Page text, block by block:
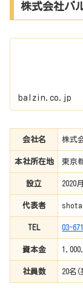
株式会社バ
balzin.co.jp
会社名 株式
本社所在地 東京
設立 2020
代表者
TEL 03-
資本金
社員数 20名